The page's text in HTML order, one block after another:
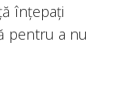
înțepați
pentru a nu